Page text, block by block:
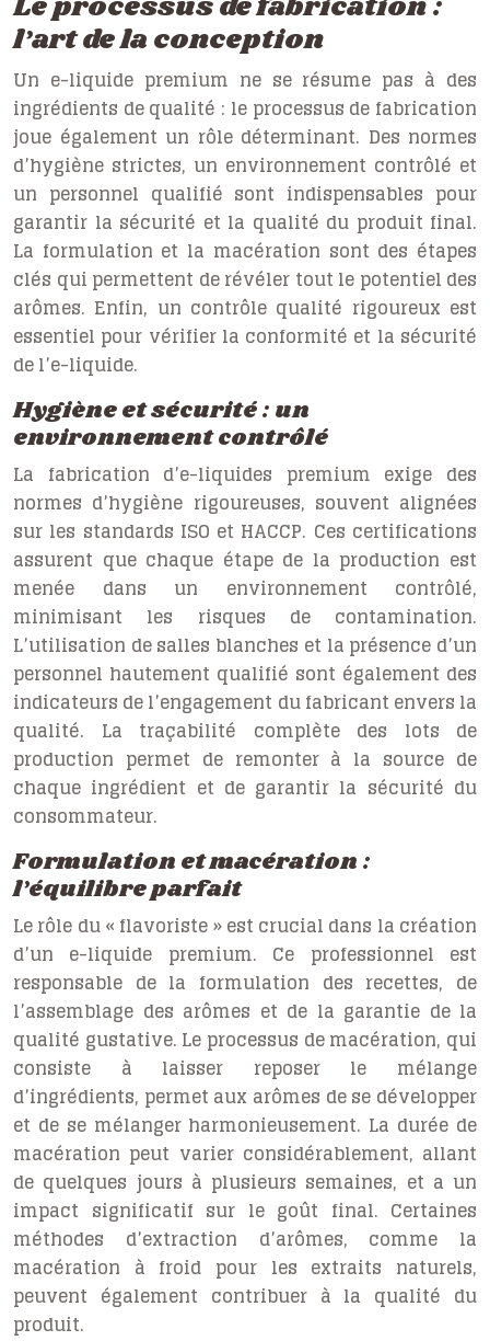
l’art de la conception
Un e-liquide premium ne se résume pas à des
ingrédients de qualité : le processus de fabrication
joue également un rôle déterminant. Des normes
d’hygiène strictes, un environnement contrôlé et
un personnel qualifié sont indispensables pour
garantir la sécurité et la qualité du produit final.
La formulation et la macération sont des étapes
clés qui permettent de révéler tout le potentiel des
arômes. Enfin, un contrôle qualité rigoureux est
essentiel pour vérifier la conformité et la sécurité
de l’e-liquide.
Hygiène et sécurité : un
environnement contrôlé
La fabrication d’e-liquides premium exige des
normes d’hygiène rigoureuses, souvent alignées
sur les standards ISO et HACCP. Ces certifications
assurent que chaque étape de la production est
menée dans un environnement contrôlé,
minimisant les risques de contamination.
L’utilisation de salles blanches et la présence d’un
personnel hautement qualifié sont également des
indicateurs de l’engagement du fabricant envers la
qualité. La traçabilité complète des lots de
production permet de remonter à la source de
chaque ingrédient et de garantir la sécurité du
consommateur.
Formulation et macération :
l’équilibre parfait
Le rôle du « flavoriste » est crucial dans la création
d’un e-liquide premium. Ce professionnel est
responsable de la formulation des recettes, de
l’assemblage des arômes et de la garantie de la
qualité gustative. Le processus de macération, qui
consiste à laisser reposer le mélange
d’ingrédients, permet aux arômes de se développer
et de se mélanger harmonieusement. La durée de
macération peut varier considérablement, allant
de quelques jours à plusieurs semaines, et a un
impact significatif sur le goût final. Certaines
méthodes d’extraction d’arômes, comme la
macération à froid pour les extraits naturels,
peuvent également contribuer à la qualité du
produit.